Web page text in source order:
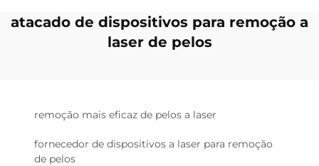
atacado de dispositivos para remoção a
laser de pelos
remoção mais eficaz de pelos a laser
fornecedor de dispositivos a laser para remoção
de pelos